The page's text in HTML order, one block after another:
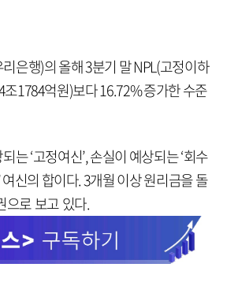
은행)의 올해 3분기 말 NPL(고정이하
1784억원)보다 16.72% 증가한 수준
‘고정여신’, 손실이 예상되는 ‘회수
신의 합이다. 3개월 이상 원리금을 돌
으로 보고 있다.